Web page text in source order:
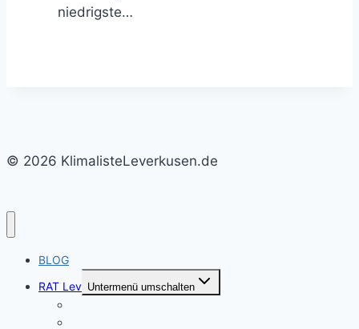
niedrigste…
© 2026 KlimalisteLeverkusen.de
BLOG
RAT Lev Untermenü umschalten